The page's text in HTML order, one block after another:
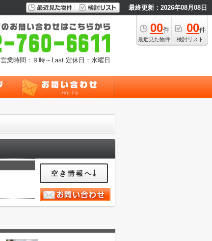
最終更新：2026年08月08日
00件
最近見た物件
00件
検討リスト
営業時間：９時～Last 定休日：水曜日
空き情報へ